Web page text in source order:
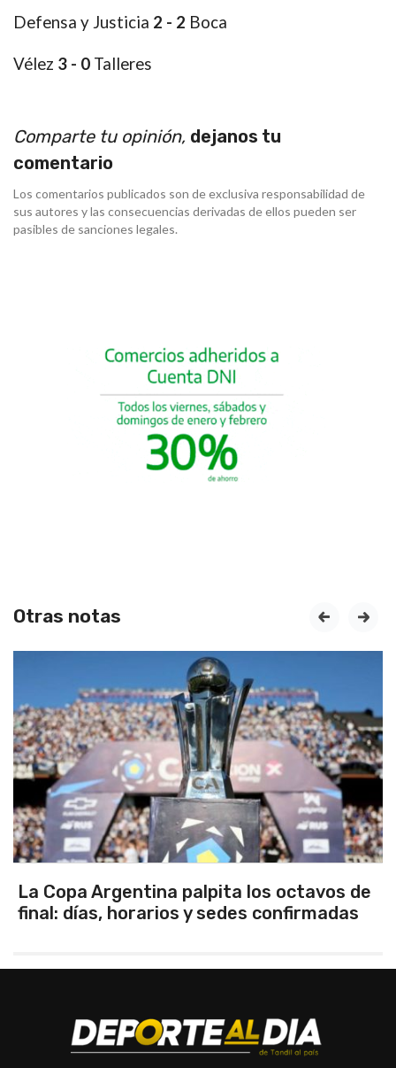
Defensa y Justicia 2 - 2 Boca
Vélez 3 - 0 Talleres
Comparte tu opinión, dejanos tu
comentario
Los comentarios publicados son de exclusiva responsabilidad de
sus autores y las consecuencias derivadas de ellos pueden ser
pasibles de sanciones legales.
Otras notas
de
Los seleccionados Sub 15 y Sub
Tandil ganaron en el debut
prev next